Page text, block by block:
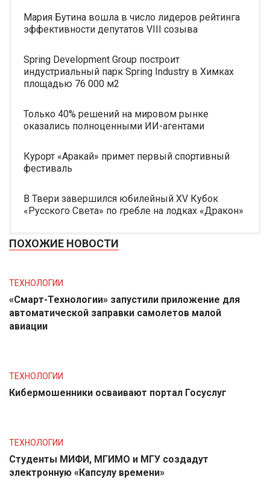
Мария Бутина вошла в число лидеров рейтинга
эффективности депутатов VIII созыва
Spring Development Group построит
индустриальный парк Spring Industry в Химках
площадью 76 000 м2
Только 40% решений на мировом рынке
оказались полноценными ИИ-агентами
Курорт «Аракай» примет первый спортивный
фестиваль
В Твери завершился юбилейный XV Кубок
«Русского Света» по гребле на лодках «Дракон»
ПОХОЖИЕ НОВОСТИ
ТЕХНОЛОГИИ
«Смарт-Технологии» запустили приложение для
автоматической заправки самолетов малой
авиации
ТЕХНОЛОГИИ
Кибермошенники осваивают портал Госуслуг
ТЕХНОЛОГИИ
Студенты МИФИ, МГИМО и МГУ создадут
электронную «Капсулу времени»